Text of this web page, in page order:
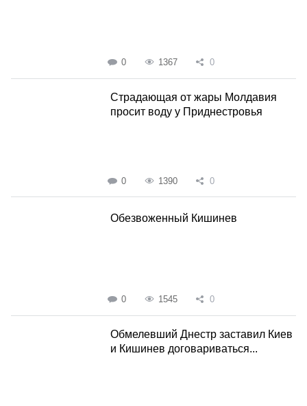
0 1367 0
Страдающая от жары Молдавия
просит воду у Приднестровья
0 1390 0
Обезвоженный Кишинев
0 1545 0
Обмелевший Днестр заставил Киев
и Кишинев договариваться...